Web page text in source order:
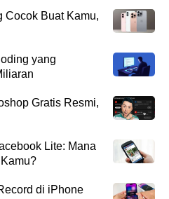
Cocok Buat Kamu,
yang
Gratis Resmi,
Lite: Mana
di iPhone